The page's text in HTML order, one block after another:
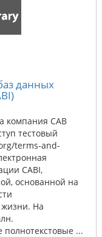
данных
компания CAB
тестовый
terms-and-
CABI,
основанной на
жизни. На
полнотекстовые ...